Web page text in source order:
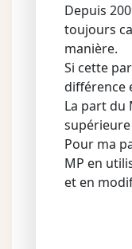
Depuis
toujours
manière.
Si cette
différence
La part du
Pour ma
MP en
et en